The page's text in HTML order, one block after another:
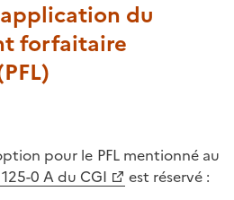
du
forfaitaire
pour le PFL mentionné au
0 A du CGI
est réservé :